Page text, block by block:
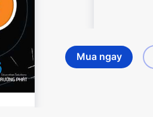
Mua ngay